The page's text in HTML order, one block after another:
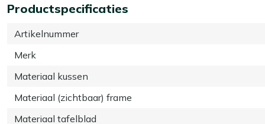
Productspecificaties
Artikelnummer
Merk
Materiaal kussen
Materiaal (zichtbaar) frame
Materiaal tafelblad